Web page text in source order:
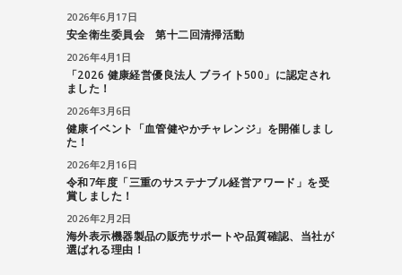
2026年6月17日
安全衛生委員会 第十二回清掃活動
2026年4月1日
「2026 健康経営優良法人 ブライト500」に認定され
ました！
2026年3月6日
健康イベント「血管健やかチャレンジ」を開催しまし
た！
2026年2月16日
令和7年度「三重のサステナブル経営アワード」を受
賞しました！
2026年2月2日
海外表示機器製品の販売サポートや品質確認、当社が
選ばれる理由！